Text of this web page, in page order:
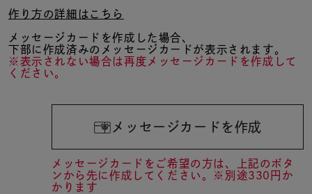
作り方の詳細はこちら
メッセージカードを作成した場合、
下部に作成済みのメッセージカードが表示されます。
※表示されない場合は再度メッセージカードを作成して
ください。
メッセージカードを作成
メッセージカードをご希望の方は、上記のボタ
ンから先に作成してください。※別途330円か
かります